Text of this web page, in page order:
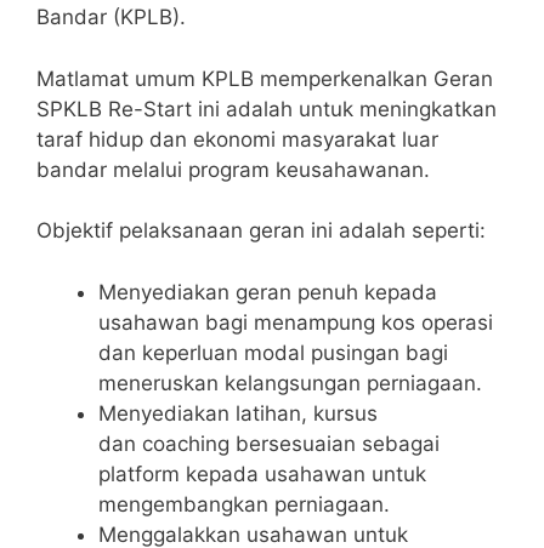
Bandar (KPLB).
Matlamat umum KPLB memperkenalkan Geran
SPKLB Re-Start ini adalah untuk meningkatkan
taraf hidup dan ekonomi masyarakat luar
bandar melalui program keusahawanan.
Objektif pelaksanaan geran ini adalah seperti:
Menyediakan geran penuh kepada
usahawan bagi menampung kos operasi
dan keperluan modal pusingan bagi
meneruskan kelangsungan perniagaan.
Menyediakan latihan, kursus
dan coaching bersesuaian sebagai
platform kepada usahawan untuk
mengembangkan perniagaan.
Menggalakkan usahawan untuk